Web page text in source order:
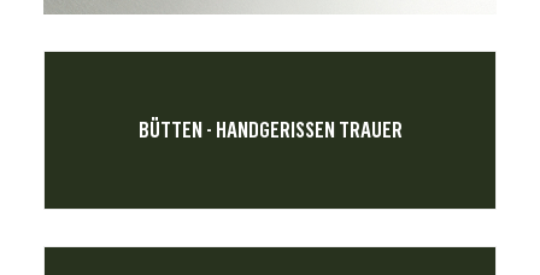
BÜTTEN - HANDGERISSEN TRAUER